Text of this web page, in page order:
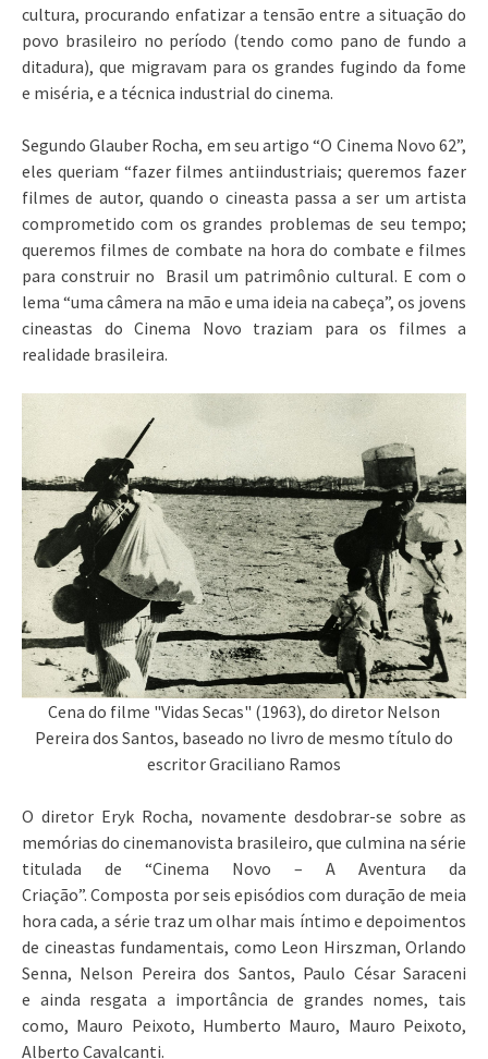
cultura, procurando enfatizar a tensão entre a situação do
povo brasileiro no período (tendo como pano de fundo a
ditadura), que migravam para os grandes fugindo da fome
e miséria, e a técnica industrial do cinema.
Segundo Glauber Rocha, em seu artigo “O Cinema Novo 62”,
eles queriam “fazer filmes antiindustriais; queremos fazer
filmes de autor, quando o cineasta passa a ser um artista
comprometido com os grandes problemas de seu tempo;
queremos filmes de combate na hora do combate e filmes
para construir no Brasil um patrimônio cultural. E com o
lema “uma câmera na mão e uma ideia na cabeça”, os jovens
cineastas do Cinema Novo traziam para os filmes a
realidade brasileira.
Cena do filme "Vidas Secas" (1963), do diretor Nelson
Pereira dos Santos, baseado no livro de mesmo título do
escritor Graciliano Ramos
O diretor Eryk Rocha, novamente desdobrar-se sobre as
memórias do cinemanovista brasileiro, que culmina na série
titulada de “Cinema Novo – A Aventura da
Criação”. Composta por seis episódios com duração de meia
hora cada, a série traz um olhar mais íntimo e depoimentos
de cineastas fundamentais, como Leon Hirszman, Orlando
Senna, Nelson Pereira dos Santos, Paulo César Saraceni
e ainda resgata a importância de grandes nomes, tais
como, Mauro Peixoto, Humberto Mauro, Mauro Peixoto,
Alberto Cavalcanti.